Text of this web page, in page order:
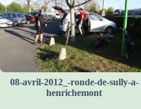
08-avril-2012_-ronde-de-sully-a-
henrichemont